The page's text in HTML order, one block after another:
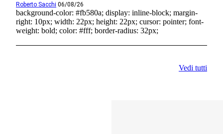
Roberto Sacchi 06/08/26
background-color: #fb580a; display: inline-block; margin-
right: 10px; width: 22px; height: 22px; cursor: pointer; font-
weight: bold; color: #fff; border-radius: 32px;
Vedi tutti